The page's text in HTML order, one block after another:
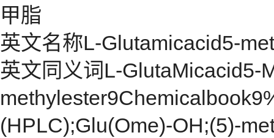
甲脂
英文名称L-Glutamicacid5-
英文同义词L-GlutaMicacid5-
(HPLC);Glu(Ome)-OH;(5)-